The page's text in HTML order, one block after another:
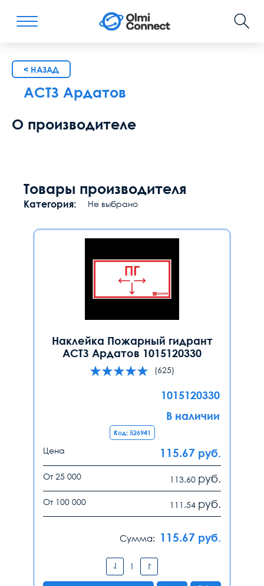
< НАЗАД
АСТЗ Ардатов
О производителе
Товары производителя
Категория: Не выбрано
Наклейка Пожарный гидрант
АСТЗ Ардатов 1015120330
(625)
1015120330
В наличии
Код: 526941
Цена 115.67 руб.
От 25 000 113.60 руб.
От 100 000 111.54 руб.
Сумма: 115.67 руб.